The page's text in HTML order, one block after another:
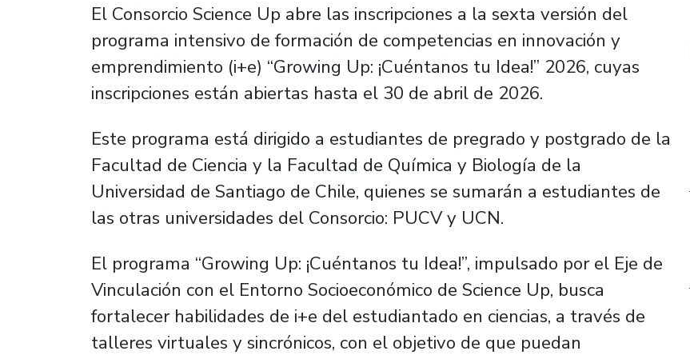
El Consorcio Science Up abre las inscripciones a la sexta versión del
programa intensivo de formación de competencias en innovación y
emprendimiento (i+e) “Growing Up: ¡Cuéntanos tu Idea!” 2026, cuyas
inscripciones están abiertas hasta el 30 de abril de 2026.
Este programa está dirigido a estudiantes de pregrado y postgrado de la
Facultad de Ciencia y la Facultad de Química y Biología de la
Universidad de Santiago de Chile, quienes se sumarán a estudiantes de
las otras universidades del Consorcio: PUCV y UCN.
El programa “Growing Up: ¡Cuéntanos tu Idea!”, impulsado por el Eje de
Vinculación con el Entorno Socioeconómico de Science Up, busca
fortalecer habilidades de i+e del estudiantado en ciencias, a través de
talleres virtuales y sincrónicos, con el objetivo de que puedan